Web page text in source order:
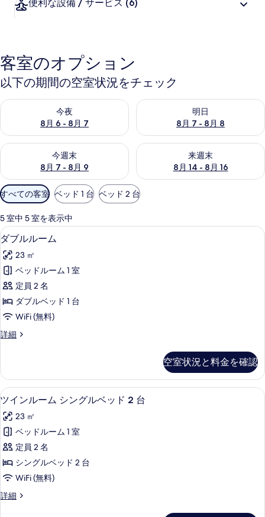
便利な設備 / サービス (6)
客室のオプション
以下の期間の空室状況をチェック
今夜
8月 6 - 8月 7
今夜 8月 6 - 8月 7 の空室状況をチェック
明日
8月 7 - 8月 8
明日 8月 7 - 8月 8 の空室状況
今週末
8月 7 - 8月 9
今週末 8月 7 - 8月 9 の空室状況をチェック
来週末
8月 14 - 8月 16
来週末 8月 14 - 8月 16 の空室
利
用
可
能
な
客
室
の
り
込
み
すべての客室 ベッド 1 台 ベッド 2 台
5 室中 5 室を表示中
ダ
ブ
ル
ル
ー
ム
す
て
の
写
真
を
表
示
す
る
デスク、ノートパソコン用作業スペ
9
ダブルルーム
23 ㎡
ベッドルーム 1 室
定員 2 名
ダブルベッド 1 台
WiFi (無料)
詳細
ダ
ー
ム
の
細
空室状況と料金を確認
ツ
イ
ン
ル
ー
ム
ン
ツインルーム シングルベッド 2 台 |
8
ツインルーム シングルベッド 2 台
23 ㎡
ベッドルーム 1 室
定員 2 名
シングルベッド 2 台
WiFi (無料)
詳細
ツ